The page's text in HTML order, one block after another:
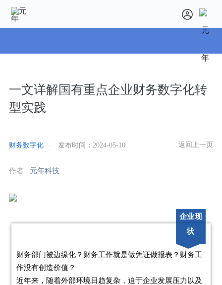
一文详解国有重点企业财务数字化转
型实践
财务数字化 · 发布时间： 2024-05-10 返回上一页
作者 元年科技
企业现
状
财务部门被边缘化？财务工作就是做凭证做报表？财务工
作没有创造价值？
近年来，随着外部环境日趋复杂，迫于企业发展压力以及